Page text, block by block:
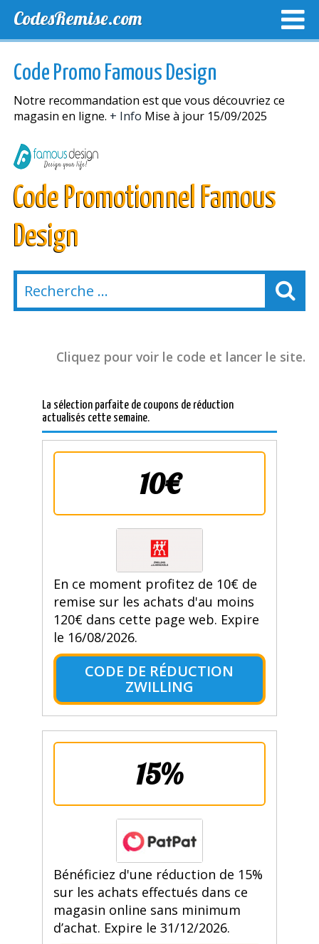
CodesRemise.com
NOUVELLES MAGASINS
Code Promo Famous Design
Notre recommandation est que vous découvriez ce
magasin en ligne. + Info Mise à jour 15/09/2025
Code Promotionnel Famous
Design
Cliquez pour voir le code et lancer le site.
La sélection parfaite de coupons de réduction
actualisés cette semaine.
10€
En ce moment profitez de 10€ de
remise sur les achats d'au moins
120€ dans cette page web. Expire
le 16/08/2026.
CODE DE RÉDUCTION
ZWILLING
15%
Bénéficiez d'une réduction de 15%
sur les achats effectués dans ce
magasin online sans minimum
d’achat. Expire le 31/12/2026.